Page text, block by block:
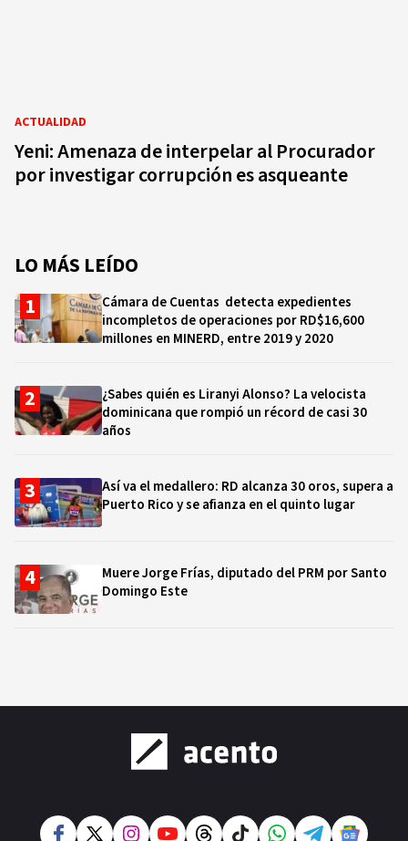
ACTUALIDAD
Yeni: Amenaza de interpelar al Procurador
por investigar corrupción es asqueante
LO MÁS LEÍDO
Cámara de Cuentas detecta expedientes
incompletos de operaciones por RD$16,600
millones en MINERD, entre 2019 y 2020
¿Sabes quién es Liranyi Alonso? La velocista
dominicana que rompió un récord de casi 30
años
Así va el medallero: RD alcanza 30 oros, supera a
Puerto Rico y se afianza en el quinto lugar
Muere Jorge Frías, diputado del PRM por Santo
Domingo Este